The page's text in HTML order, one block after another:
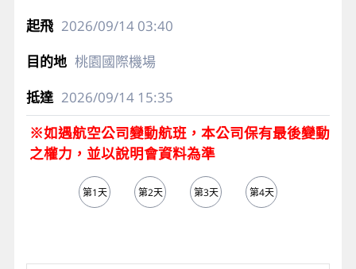
2026/09/1403:40
桃園國際機場
2026/09/1415:35
※如遇航空公司變動航班，本公司保有最後變動
之權力，並以說明會資料為準
第1天 第2天 第3天 第4天